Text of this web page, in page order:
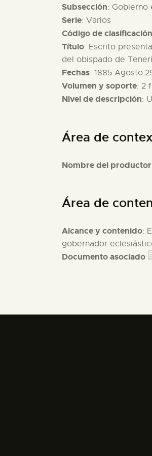
Subsección: Gobierno
Serie: Varios
Código de clasificación
Título: Escrito
del obispado de
Fechas:
Volumen y soporte: 2
Nivel de descripción:
Área de
Nombre del productor
Área de
Alcance y contenido:
gobernador
Documento asociado